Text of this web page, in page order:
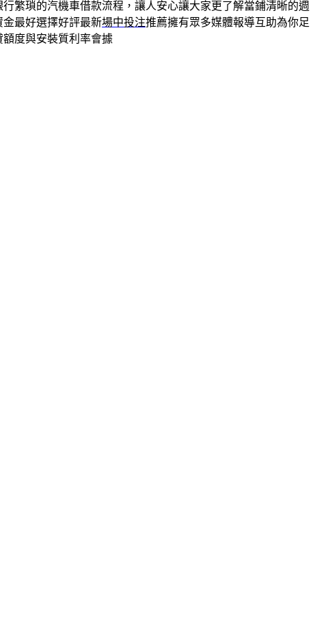
行繁瑣的汽機車借款流程，讓人安心讓大家更了解當鋪清晰的週
最好選擇好評最新場中投注推薦擁有眾多媒體報導互助為你足
額度與安裝質利率會據